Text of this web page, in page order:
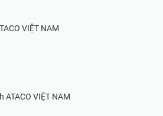
VIỆT NAM
VIỆT NAM